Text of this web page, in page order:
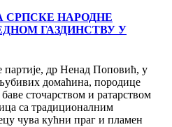
СРПСКЕ НАРОДНЕ
ГАЗДИНСТВУ У
др Ненад Поповић, у
домаћина, породице
сточарством и ратарством
са традиционалним
чува кућни праг и пламен